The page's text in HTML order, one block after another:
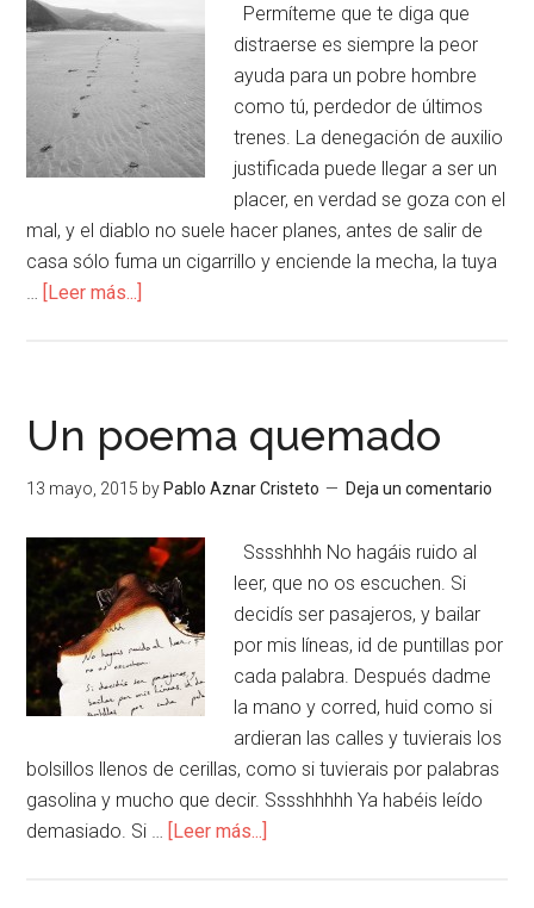
Permíteme que te diga que
distraerse es siempre la peor
ayuda para un pobre hombre
como tú, perdedor de últimos
trenes. La denegación de auxilio
justificada puede llegar a ser un
placer, en verdad se goza con el
mal, y el diablo no suele hacer planes, antes de salir de
casa sólo fuma un cigarrillo y enciende la mecha, la tuya
… [Leer más...]
Un poema quemado
13 mayo, 2015 by Pablo Aznar Cristeto Deja un comentario
Sssshhhh No hagáis ruido al
leer, que no os escuchen. Si
decidís ser pasajeros, y bailar
por mis líneas, id de puntillas por
cada palabra. Después dadme
la mano y corred, huid como si
ardieran las calles y tuvierais los
bolsillos llenos de cerillas, como si tuvierais por palabras
gasolina y mucho que decir. Sssshhhhh Ya habéis leído
demasiado. Si … [Leer más...]